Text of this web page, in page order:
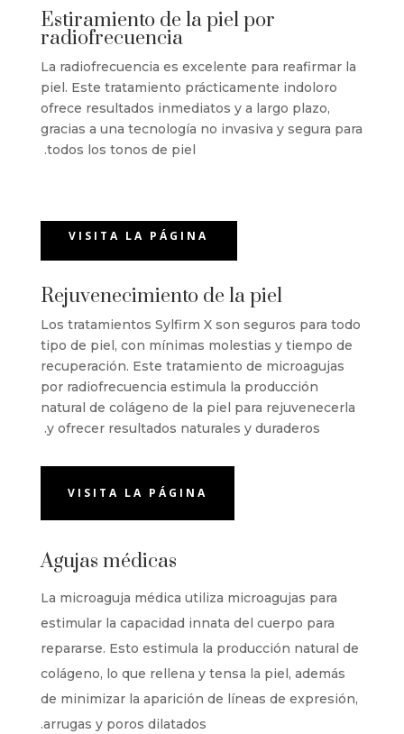
Estiramiento de la piel por
radiofrecuencia
La radiofrecuencia es excelente para reafirmar la
piel. Este tratamiento prácticamente indoloro
ofrece resultados inmediatos y a largo plazo,
gracias a una tecnología no invasiva y segura para
todos los tonos de piel.
VISITA LA PÁGINA
Rejuvenecimiento de la piel
Los tratamientos Sylfirm X son seguros para todo
tipo de piel, con mínimas molestias y tiempo de
recuperación. Este tratamiento de microagujas
por radiofrecuencia estimula la producción
natural de colágeno de la piel para rejuvenecerla
y ofrecer resultados naturales y duraderos.
VISITA LA PÁGINA
Agujas médicas
La microaguja médica utiliza microagujas para
estimular la capacidad innata del cuerpo para
repararse. Esto estimula la producción natural de
colágeno, lo que rellena y tensa la piel, además
de minimizar la aparición de líneas de expresión,
arrugas y poros dilatados.